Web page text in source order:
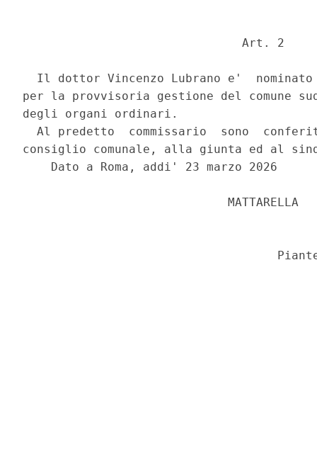
                               Art. 2
Il dottor Vincenzo Lubrano e'
per la provvisoria gestione del comune
degli organi ordinari.
Al predetto  commissario  sono
consiglio comunale, alla giunta ed al
    Dato a Roma, addi' 23 marzo 2026
                             MATTARELLA